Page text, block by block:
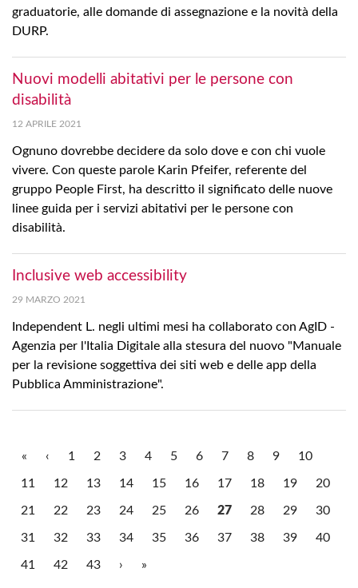
graduatorie, alle domande di assegnazione e la novità della
DURP.
Nuovi modelli abitativi per le persone con
disabilità
12 APRILE 2021
Ognuno dovrebbe decidere da solo dove e con chi vuole
vivere. Con queste parole Karin Pfeifer, referente del
gruppo People First, ha descritto il significato delle nuove
linee guida per i servizi abitativi per le persone con
disabilità.
Inclusive web accessibility
29 MARZO 2021
Independent L. negli ultimi mesi ha collaborato con AgID -
Agenzia per l'Italia Digitale alla stesura del nuovo "Manuale
per la revisione soggettiva dei siti web e delle app della
Pubblica Amministrazione".
« ‹ 1 2 3 4 5 6 7 8 9 10
11 12 13 14 15 16 17 18 19 20
21 22 23 24 25 26 27 28 29 30
31 32 33 34 35 36 37 38 39 40
41 42 43 › »